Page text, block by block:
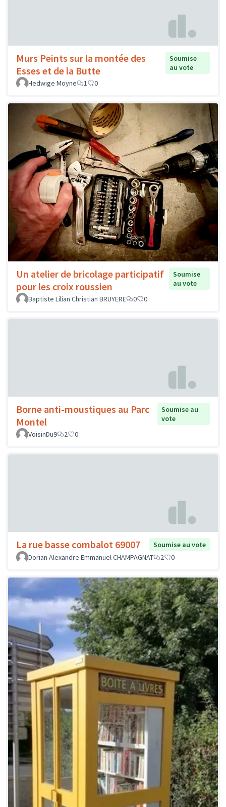
Murs Peints sur la montée des
Esses et de la Butte
Soumise
au vote
Hedwige Moyne
1 0
Un atelier de bricolage participatif
pour les croix roussien
Soumise
au vote
Baptiste Lilian Christian BRUYERE
0 0
Borne anti-moustiques au Parc
Montel
Soumise au
vote
VoisinDu9
2 0
La rue basse combalot 69007
Soumise au vote
Dorian Alexandre Emmanuel CHAMPAGNAT
2 0